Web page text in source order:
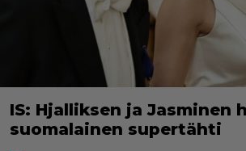
IS: Hjalliksen ja Jasminen
suomalainen supertähti